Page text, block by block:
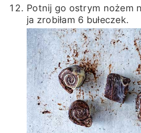
Potnij go ostrym nożem
ja zrobiłam 6 bułeczek.